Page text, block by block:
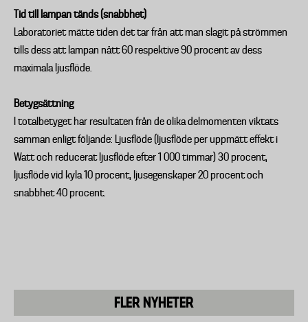
Tid till lampan tänds (snabbhet)
Laboratoriet mätte tiden det tar från att man slagit på strömmen
tills dess att lampan nått 60 respektive 90 procent av dess
maximala ljusflöde.
Betygsättning
I totalbetyget har resultaten från de olika delmomenten viktats
samman enligt följande: Ljusflöde (ljusflöde per uppmätt effekt i
Watt och reducerat ljusflöde efter 1 000 timmar) 30 procent,
ljusflöde vid kyla 10 procent, ljusegenskaper 20 procent och
snabbhet 40 procent.
FLER NYHETER